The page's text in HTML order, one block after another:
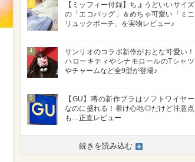
3
【ミッフィー付録】ちょうどいいサイズ
の「エコバッグ」＆めちゃ可愛い「ミニ
リュックポーチ」を実物レビュー♪
4
サンリオのコラボ新作がおとな可愛い！
ハローキティやシナモロールのTシャツ
やチャームなど全9型が登場♪
5
【GU】噂の新作ブラはソフトワイヤー
なのに盛れる！着け心地◎だけど注意点
も…正直レビュー
続きを読み込む